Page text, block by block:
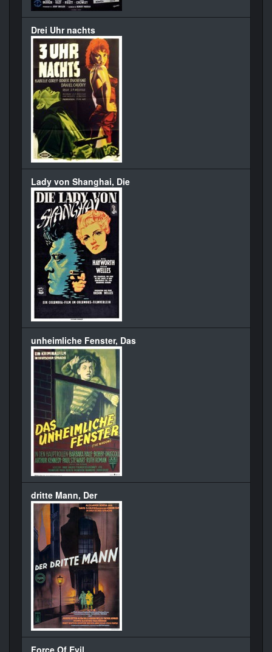
Drei Uhr nachts
Lady von Shanghai, Die
unheimliche Fenster, Das
dritte Mann, Der